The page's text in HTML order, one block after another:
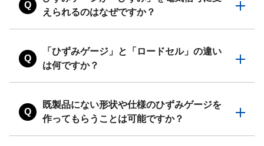
Q
えられるのはなぜですか？
Q
「ひずみゲージ」と「ロードセル」の違い
は何ですか？
Q
既製品にない形状や仕様のひずみゲージを
作ってもらうことは可能ですか？